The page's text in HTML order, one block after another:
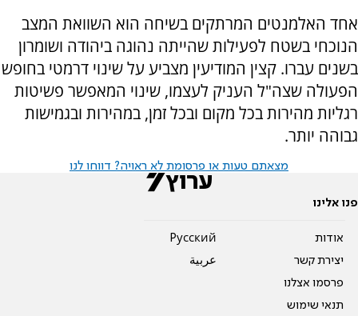
אחד האלמנטים המרתקים בשיחה הוא השוואת המצב
הנוכחי בשטח לפעילות שהייתה נהוגה ביהודה ושומרון
בשנים עברו. קצין המודיעין מצביע על שינוי דרמטי בחופש
הפעולה שצה"ל העניק לעצמו, שינוי המאפשר פשיטות
רגליות מהירות בכל מקום ובכל זמן, במהירות ובגמישות
גבוהה יותר.
מצאתם טעות או פרסומת לא ראויה? דווחו לנו
פנו אלינו
אודות
יצירת קשר
פרסמו אצלנו
תנאי שימוש
Pусский
عربية